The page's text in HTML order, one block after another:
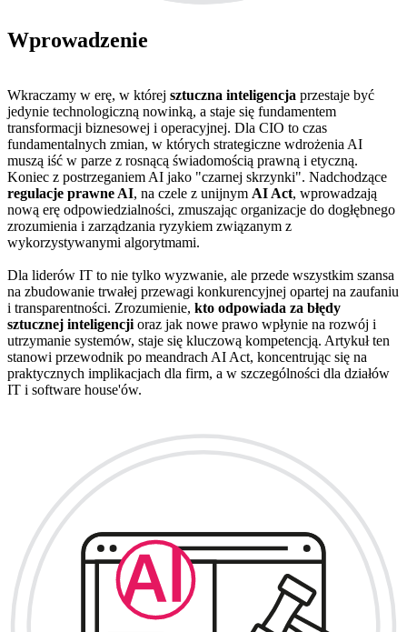
Wprowadzenie
Wkraczamy w erę, w której sztuczna inteligencja przestaje być
jedynie technologiczną nowinką, a staje się fundamentem
transformacji biznesowej i operacyjnej. Dla CIO to czas
fundamentalnych zmian, w których strategiczne wdrożenia AI
muszą iść w parze z rosnącą świadomością prawną i etyczną.
Koniec z postrzeganiem AI jako "czarnej skrzynki". Nadchodzące
regulacje prawne AI, na czele z unijnym AI Act, wprowadzają
nową erę odpowiedzialności, zmuszając organizacje do dogłębnego
zrozumienia i zarządzania ryzykiem związanym z
wykorzystywanymi algorytmami.
Dla liderów IT to nie tylko wyzwanie, ale przede wszystkim szansa
na zbudowanie trwałej przewagi konkurencyjnej opartej na zaufaniu
i transparentności. Zrozumienie, kto odpowiada za błędy
sztucznej inteligencji oraz jak nowe prawo wpłynie na rozwój i
utrzymanie systemów, staje się kluczową kompetencją. Artykuł ten
stanowi przewodnik po meandrach AI Act, koncentrując się na
praktycznych implikacjach dla firm, a w szczególności dla działów
IT i software house'ów.